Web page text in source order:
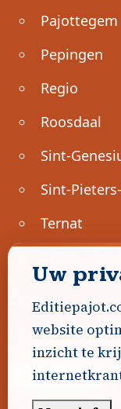
Pajottegem
Pepingen
Regio
Roosdaal
Sint-
Sint-
Ternat
Geen
Uw advertentie
Word Partner!
Uw
website
inzicht te